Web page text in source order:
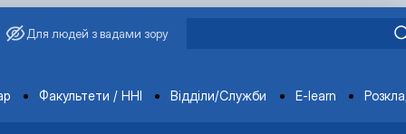
Для людей з вадами зору
Факультети / ННІ Відділи/Служби E-learn